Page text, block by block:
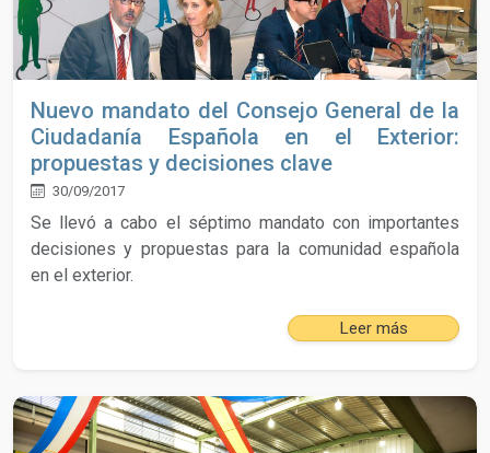
Nuevo mandato del Consejo General de la
Ciudadanía Española en el Exterior:
propuestas y decisiones clave
30/09/2017
Se llevó a cabo el séptimo mandato con importantes
decisiones y propuestas para la comunidad española
en el exterior.
Leer más